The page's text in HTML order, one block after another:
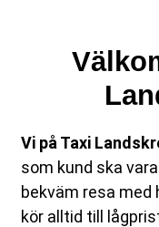
Vi på Taxi
som kund ska
bekväm resa med
kör alltid till